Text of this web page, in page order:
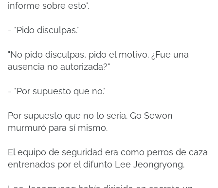
informe sobre esto".
- "Pido disculpas."
"No pido disculpas, pido el motivo. ¿Fue una
ausencia no autorizada?"
- "Por supuesto que no."
Por supuesto que no lo sería. Go Sewon
murmuró para sí mismo.
El equipo de seguridad era como perros de caza
entrenados por el difunto Lee Jeongryong.